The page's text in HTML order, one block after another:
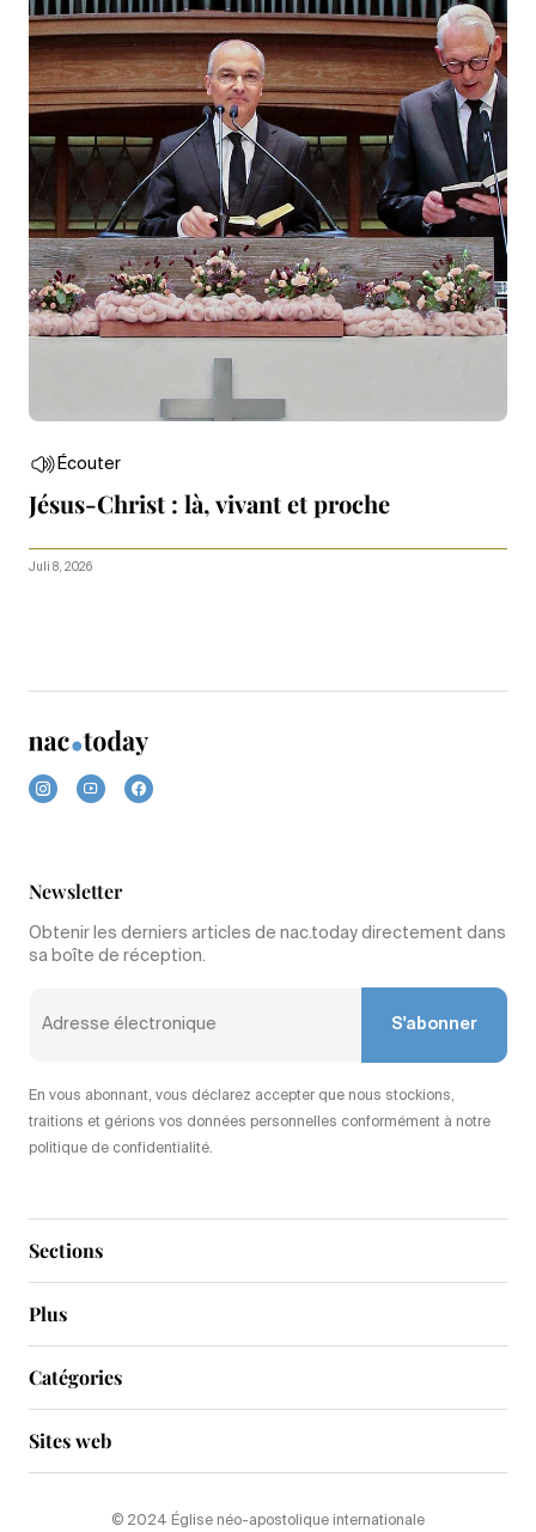
Écouter
Jésus-Christ : là, vivant et proche
Juli 8, 2026
Sections
Plus
Newsletter
Obtenir les derniers articles de nac.today directement dans
sa boîte de réception.
S'abonner
En vous abonnant, vous déclarez accepter que nous stockions,
traitions et gérions vos données personnelles conformément à notre
politique de confidentialité.
Catégories
Sites web
© 2024 Église néo-apostolique internationale